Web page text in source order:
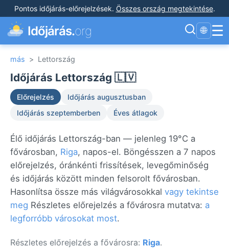
Pontos időjárás-előrejelzések. Összes ország megtekintése.
Időjárás.org 🌐 ☰
más > Lettország
Időjárás Lettország 🇱🇻
Előrejelzés
Időjárás augusztusban
Időjárás szeptemberben
Éves átlagok
Élő időjárás Lettország-ban — jelenleg 19°C a
fővárosban, Riga, napos-el. Böngésszen a 7 napos
előrejelzés, óránkénti frissítések, levegőminőség
és időjárás között minden felsorolt fővárosban.
Hasonlítsa össze más világvárosokkal vagy tekintse
meg Részletes előrejelzés a fővárosra mutatva: a
legforróbb városokat most.
Részletes előrejelzés a fővárosra: Riga.